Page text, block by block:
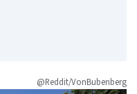
@Reddit/VonBubenberg